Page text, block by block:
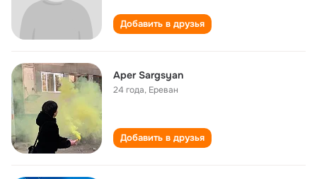
Добавить в друзья
Aper Sargsyan
24 года, Ереван
Добавить в друзья